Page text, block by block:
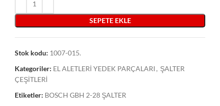
SEPETE EKLE
Stok kodu: 1007-015.
Kategoriler: EL ALETLERİ YEDEK PARÇALARI , ŞALTER
ÇEŞİTLERİ
Etiketler: BOSCH GBH 2-28 ŞALTER